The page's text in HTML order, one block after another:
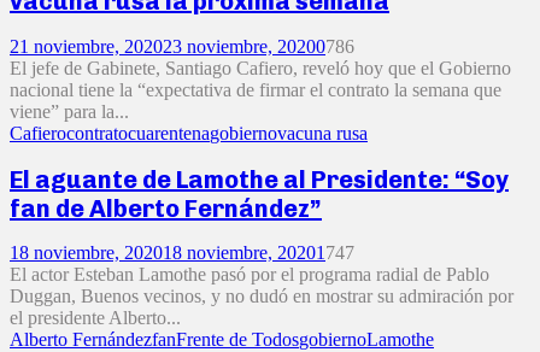
21 noviembre, 202023 noviembre, 20200786
El jefe de Gabinete, Santiago Cafiero, reveló hoy que el Gobierno
nacional tiene la “expectativa de firmar el contrato la semana que
viene” para la...
Cafierocontratocuarentenagobiernovacuna rusa
El aguante de Lamothe al Presidente: “Soy
fan de Alberto Fernández”
18 noviembre, 202018 noviembre, 20201 747
El actor Esteban Lamothe pasó por el programa radial de Pablo
Duggan, Buenos vecinos, y no dudó en mostrar su admiración por
el presidente Alberto...
Alberto FernándezfanFrente de TodosgobiernoLamothe